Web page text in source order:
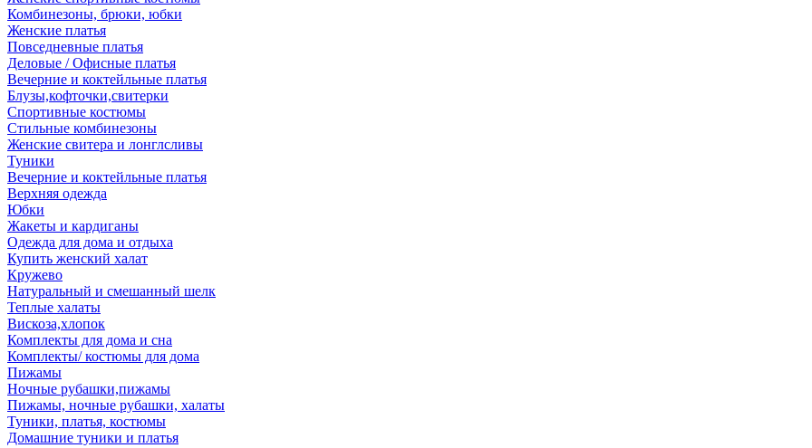
Комбинезоны, брюки, юбки
Женские платья
Повседневные платья
Деловые / Офисные платья
Вечерние и коктейльные платья
Блузы,кофточки,свитерки
Спортивные костюмы
Стильные комбинезоны
Женские свитера и лонглсливы
Туники
Вечерние и коктейльные платья
Верхняя одежда
Юбки
Жакеты и кардиганы
Одежда для дома и отдыха
Купить женский халат
Кружево
Натуральный и смешанный шелк
Теплые халаты
Вискоза,хлопок
Комплекты для дома и сна
Комплекты/ костюмы для дома
Пижамы
Ночные рубашки,пижамы
Пижамы, ночные рубашки, халаты
Туники, платья, костюмы
Домашние туники и платья